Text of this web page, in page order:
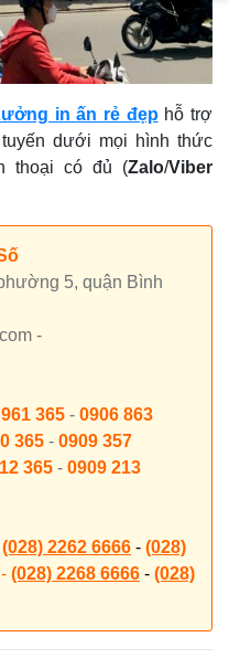
in ấn rẻ đẹphỗ trợ
dưới mọi hình thức
thoại có đủ (Zalo/Viber
5, quận Bình
-
365 - 0906 863
365 - 0909 357
365 - 0909 213
(028) 2262 6666 - (028)
- (028) 2268 6666 - (028)